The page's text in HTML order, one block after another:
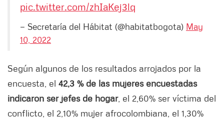
pic.twitter.com/zhIaKej3lq
— Secretaría del Hábitat (@habitatbogota) May
10, 2022
Según algunos de los resultados arrojados por la
encuesta, el 42,3 % de las mujeres encuestadas
indicaron ser jefes de hogar, el 2,60% ser víctima del
conflicto, el 2,10% mujer afrocolombiana, el 1,30%